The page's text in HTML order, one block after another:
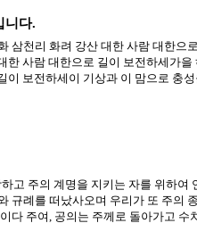
니다.
천리 화려 강산 대한 사람 대한으
사람 대한으로 길이 보전하세가
보전하세이 기상과 이 맘으로 충
고 주의 계명을 지키는 자를 위하여
규례를 떠났사오며 우리가 또 주의
다 주여, 공의는 주께로 돌아가고 수